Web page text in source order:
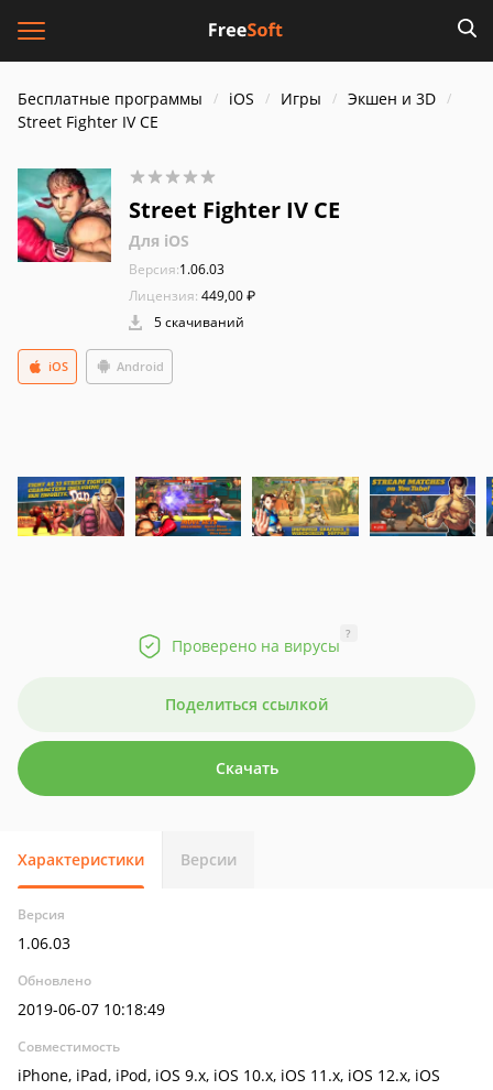
Бесплатные программы iOS Игры
Экшен и 3D
Street Fighter IV CE
Street Fighter IV CE
Для iOS
Версия:1.06.03
Лицензия: 449,00 ₽
5 скачиваний
Android
iOS
Проверено на вирусы
?
Поделиться ссылкой
Скачать
Характеристики Версии
Версия
1.06.03
Обновлено
2019-06-07 10:18:49
Совместимость
iPhone, iPad, iPod, iOS 9.x, iOS 10.x, iOS 11.x, iOS 12.x, iOS